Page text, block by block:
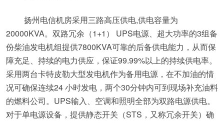
扬州电信机房采用三路高压供电,供电容量为
20000KVA。双路冗余（1+1） UPS电源、超大功率的3组备
份柴油发电机组提供7800KVA可靠的后备供电能力，从而保
障充足、持续的电力供应，保证99.99%以上的持续供电率。
采用两台卡特皮勒大型发电机作为备用电源，在不加油的情
况可确保连续24 小时发电，两个30分钟内可到现场补充油料
的燃料公司。UPS输入、空调和照明全部为双路电源供电。
对于单电源设备，提供静态开关（STS，又称冗余开关）确